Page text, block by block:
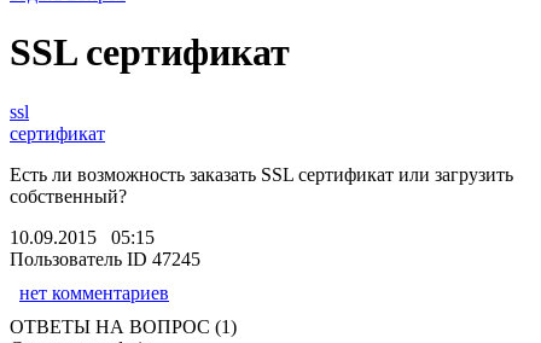
SSL сертификат
ssl
сертификат
Есть ли возможность заказать SSL сертификат или загрузить
собственный?
10.09.2015 05:15
Пользователь ID 47245
нет комментариев
ОТВЕТЫ НА ВОПРОС (1)